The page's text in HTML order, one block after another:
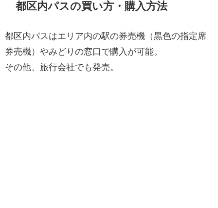
都区内パスの買い方・購入方法
都区内パスはエリア内の駅の券売機（黒色の指定席
券売機）やみどりの窓口で購入が可能。
その他、旅行会社でも発売。